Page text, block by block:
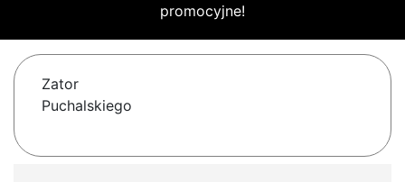
promocyjne!
Zator
Puchalskiego